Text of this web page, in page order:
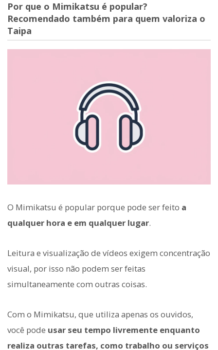
Por que o Mimikatsu é popular?
Recomendado também para quem valoriza o
Taipa
O Mimikatsu é popular porque pode ser feito a
qualquer hora e em qualquer lugar.
Leitura e visualização de vídeos exigem concentração
visual, por isso não podem ser feitas
simultaneamente com outras coisas.
Com o Mimikatsu, que utiliza apenas os ouvidos,
você pode usar seu tempo livremente enquanto
realiza outras tarefas, como trabalho ou serviços